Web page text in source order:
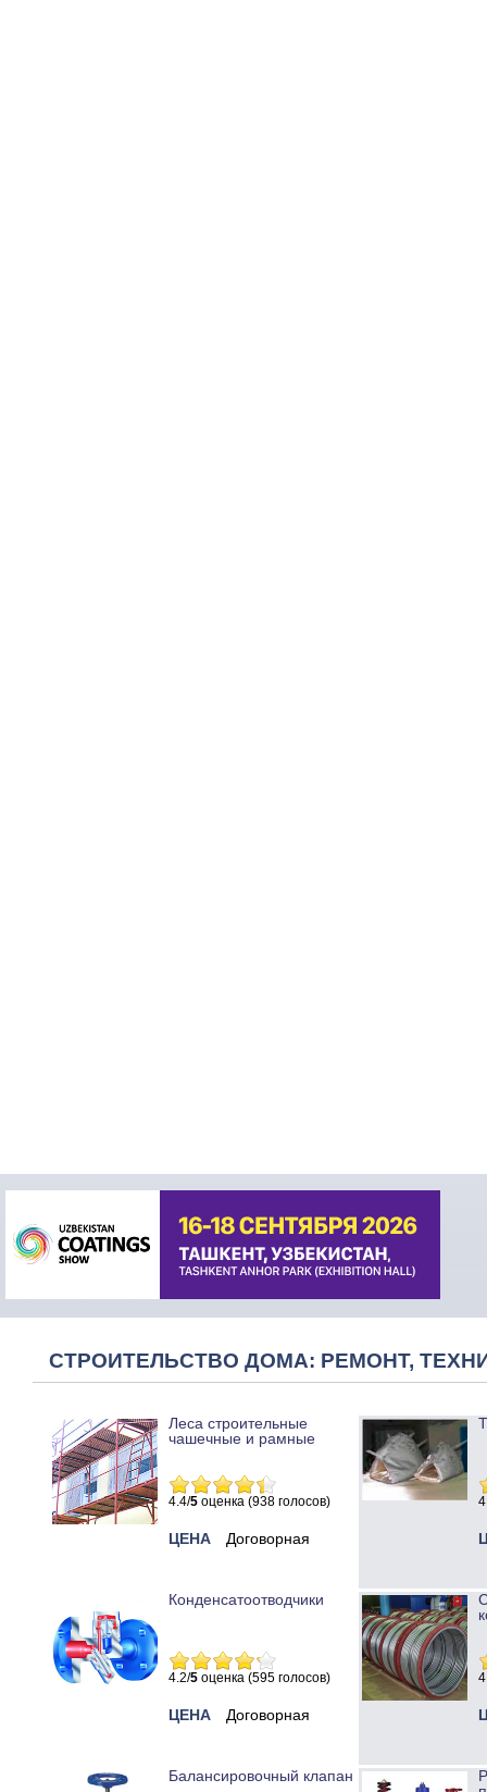
СТРОИТЕЛЬСТВО ДОМА: РЕМОНТ,
Леса строительные
чашечные и рамные
4.4/5 оценка (938 голосов)
ЦЕНА Договорная
Конденсатоотводчики
4.2/5 оценка (595 голосов)
ЦЕНА Договорная
Балансировочный клапан